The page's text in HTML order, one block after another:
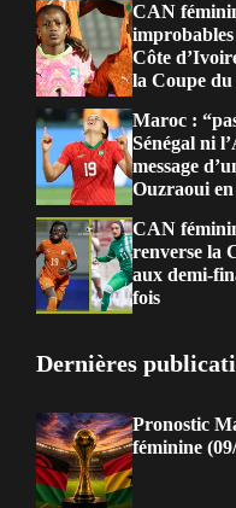
CAN
Côte
la Coupe du
Maroc :
Sénégal ni
message
Ouzraoui
CAN
renverse la
aux demi-
fois
Dernières
Pronostic
féminine